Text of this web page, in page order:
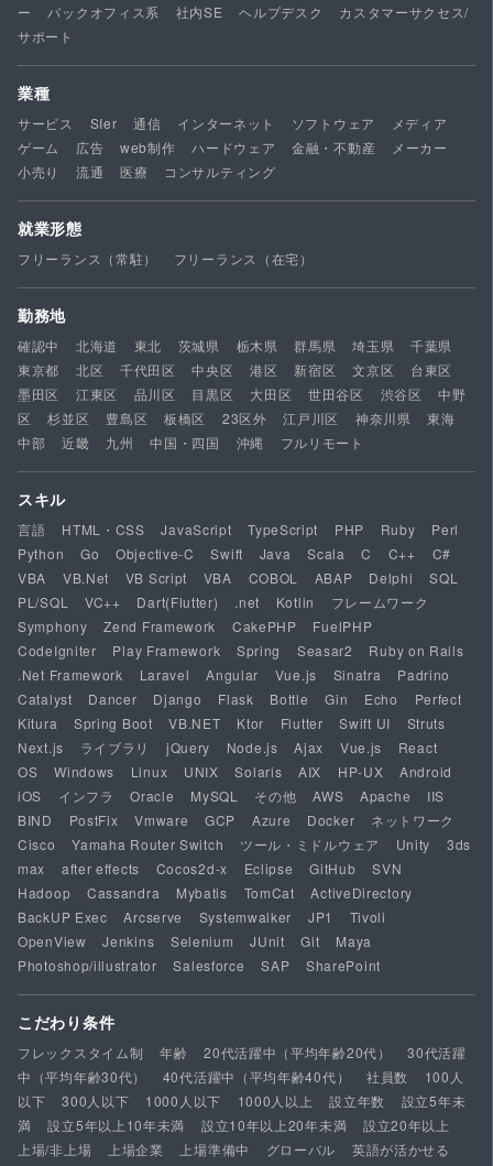
ー
バックオフィス系 社内SE ヘルプデスク
カスタマーサクセス/
サポート
業種
サービス SIer 通信 インターネット ソフトウェア
メディア
ゲーム
広告 web制作 ハードウェア 金融・不動産
メーカー
小売り
流通 医療 コンサルティング
就業形態
フリーランス（常駐） フリーランス（在宅）
勤務地
確認中 北海道 東北 茨城県 栃木県 群馬県 埼玉県
千葉県
東京都
北区 千代田区 中央区 港区 新宿区 文京区
台東区
墨田区
江東区 品川区 目黒区 大田区 世田谷区 渋谷区
中野
区
杉並区 豊島区 板橋区 23区外 江戸川区 神奈川県
東海
中部
近畿 九州 中国・四国 沖縄 フルリモート
スキル
言語 HTML・CSS JavaScript TypeScript PHP Ruby
Perl
Python
Go Objective-C Swift Java Scala C C++
C#
VBA
VB.Net VB Script VBA COBOL ABAP Delphi
SQL
PL/SQL
VC++ Dart(Flutter) .net Kotlin
フレームワーク
Symphony
Zend Framework CakePHP
FuelPHP
CodeIgniter
Play Framework Spring Seasar2
Ruby on Rails
.Net Framework
Laravel Angular Vue.js Sinatra
Padrino
Catalyst
Dancer Django Flask Bottle Gin Echo
Perfect
Kitura
Spring Boot VB.NET Ktor Flutter Swift UI
Struts
Next.js
ライブラリ jQuery Node.js Ajax Vue.js
React
OS
Windows Linux UNIX Solaris AIX HP-UX
Android
iOS
インフラ Oracle MySQL その他 AWS Apache
IIS
BIND
PostFix Vmware GCP Azure Docker
ネットワーク
Cisco
Yamaha Router Switch ツール・ミドルウェア Unity
3ds
max
after effects Cocos2d-x Eclipse GitHub
SVN
Hadoop
Cassandra Mybatis TomCat
ActiveDirectory
BackUP Exec
Arcserve Systemwalker JP1
Tivoli
OpenView
Jenkins Selenium JUnit Git
Maya
Photoshop/illustrator
Salesforce SAP SharePoint
こだわり条件
フレックスタイム制 年齢 20代活躍中（平均年齢20代）
30代活躍
中（平均年齢30代）
40代活躍中（平均年齢40代） 社員数
100人
以下
300人以下 1000人以下 1000人以上 設立年数
設立5年未
満
設立5年以上10年未満 設立10年以上20年未満
設立20年以上
上場/非上場
上場企業 上場準備中 グローバル
英語が活かせる